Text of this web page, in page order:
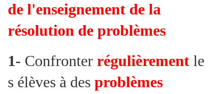
de l'enseignement de la
résolution de problèmes
1- Confronter régulièrement le
s élèves à des problèmes